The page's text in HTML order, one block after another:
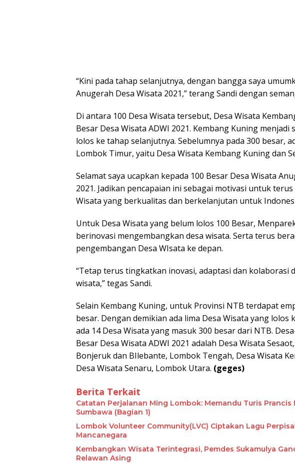
“Kini pada tahap selanjutnya, dengan bangga saya
Anugerah Desa Wisata 2021,” terang Sandi dengan
Di antara 100 Desa Wisata tersebut, Desa Wisata
Besar Desa Wisata ADWI 2021. Kembang Kuning
lolos ke tahap selanjutnya. Sebelumnya pada 300 besar,
Lombok Timur, yaitu Desa Wisata Kembang Kuning dan
Selamat saya ucapkan kepada 100 Besar Desa Wisata
2021. Jadikan pencapaian ini sebagai motivasi untuk
Wisata yang berkualitas dan berkelanjutan untuk
Untuk Desa Wisata yang belum lolos 100 Besar,
berinovasi mengembangkan desa wisata. Serta terus
pengembangan Desa WIsata ke depan.
“Tetap terus tingkatkan inovasi, adaptasi dan kolaborasi
wisata,” tegas Sandi.
Selain Kembang Kuning, untuk Provinsi NTB terdapat
besar. Dengan demikian ada lima Desa Wisata yang lolos
ada 14 Desa Wisata yang masuk 300 besar dari NTB.
Besar Desa Wisata ADWI 2021 adalah Desa Wisata
Bonjeruk dan BIlebante, Lombok Tengah, Desa Wisata
Desa Wisata Senaru, Lombok Utara. (geges)
Berita Terkait
​Catatan Perjalanan Ming Lombok: Memandu Turis
Sumbawa (Bagian 1)
Lombok Volunteer Community(LVC) Ciptakan Lagu
Mancanegara
Kembangkan Wisata Terintegrasi, Pemdes Sukamulya
Relawan Asing